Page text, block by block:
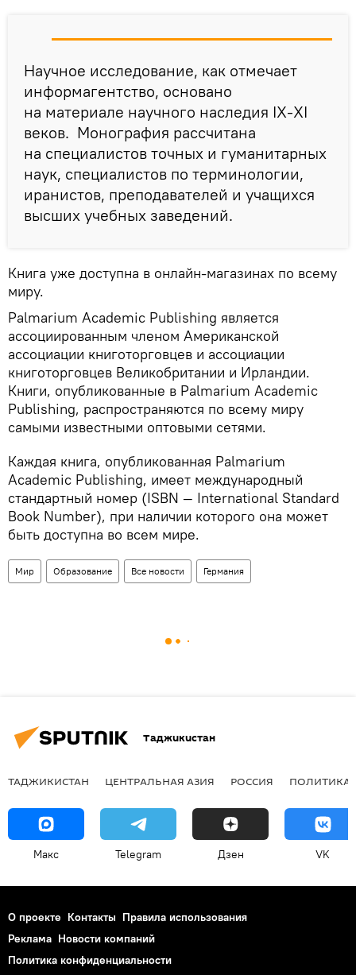
Научное исследование, как отмечает
информагентство, основано
на материале научного наследия IX-XI
веков. Монография рассчитана
на специалистов точных и гуманитарных
наук, специалистов по терминологии,
иранистов, преподавателей и учащихся
высших учебных заведений.
Книга уже доступна в онлайн-магазинах по всему
миру.
Palmarium Academic Publishing является
ассоциированным членом Американской
ассоциации книготорговцев и ассоциации
книготорговцев Великобритании и Ирландии.
Книги, опубликованные в Palmarium Academic
Publishing, распространяются по всему миру
самыми известными оптовыми сетями.
Каждая книга, опубликованная Palmarium
Academic Publishing, имеет международный
стандартный номер (ISBN — International Standard
Book Number), при наличии которого она может
быть доступна во всем мире.
Мир Образование Все новости Германия
Таджикистан
ТАДЖИКИСТАН ЦЕНТРАЛЬНАЯ АЗИЯ РОССИЯ ПОЛИТИКА
Макс Telegram Дзен VK
О проекте Контакты Правила использования
Реклама Новости компаний
Политика конфиденциальности